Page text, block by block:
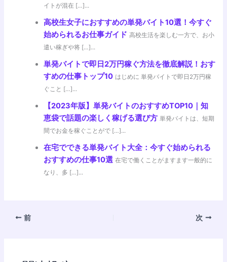
イトが混在 […]...
高校生女子におすすめの単発バイト10選！今すぐ
始められるお仕事ガイド 高校生活を楽しむ一方で、お小
遣い稼ぎや将 […]...
単発バイトで即日2万円稼ぐ方法を徹底解説！おす
すめの仕事トップ10 はじめに 単発バイトで即日2万円稼
ぐこと […]...
【2023年版】単発バイトのおすすめTOP10｜知
恵袋で話題の楽しく稼げる選び方 単発バイトは、短期
間でお金を稼ぐことがで […]...
在宅でできる単発バイト大全：今すぐ始められる
おすすめの仕事10選 在宅で働くことがますます一般的に
なり、多 […]...
前 次